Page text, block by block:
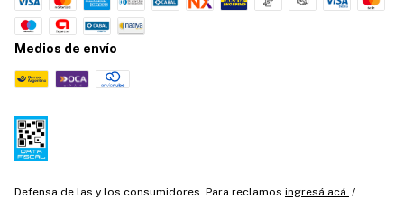
Medios de envío
Defensa de las y los consumidores. Para reclamos ingresá acá. /